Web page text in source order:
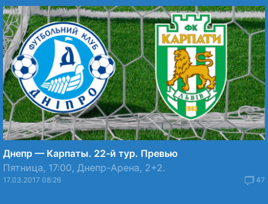
Днепр — Карпаты. 22-й тур. Превью
Пятница, 17:00, Днепр-Арена, 2+2.
17.03.2017 08:26 47